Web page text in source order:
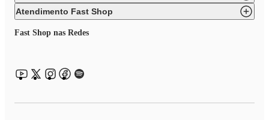
Atendimento Fast Shop
Fast Shop nas Redes